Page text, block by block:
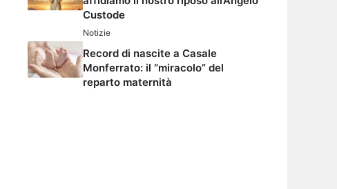
Custode
Notizie
Record di nascite a Casale
Monferrato: il “miracolo” del
reparto maternità